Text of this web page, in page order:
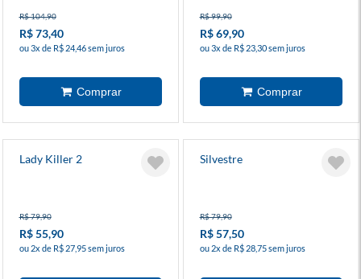
R$ 104,90
R$ 73,40
ou 3x de R$ 24,46 sem juros
R$ 99,90
R$ 69,90
ou 3x de R$ 23,30 sem juros
Lady Killer 2
R$ 79,90
R$ 55,90
ou 2x de R$ 27,95 sem juros
Silvestre
R$ 79,90
R$ 57,50
ou 2x de R$ 28,75 sem juros